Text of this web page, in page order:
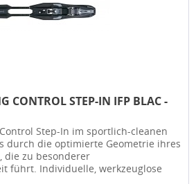
CONTROL STEP-IN IFP BLAC -
Step-In im sportlich-cleanen
durch die optimierte Geometrie ihres
die zu besonderer
führt. Individuelle, werkzeuglose